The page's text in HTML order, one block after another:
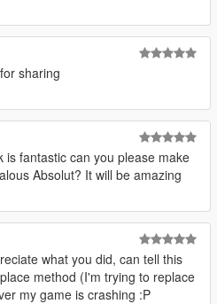
sharing
is fantastic can you please make
Absolut? It will be amazing
what you did, can tell this
method (I'm trying to replace
my game is crashing :P